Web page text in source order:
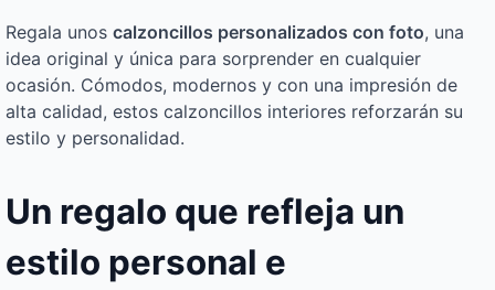
Regala unos calzoncillos personalizados con foto, una
idea original y única para sorprender en cualquier
ocasión. Cómodos, modernos y con una impresión de
alta calidad, estos calzoncillos interiores reforzarán su
estilo y personalidad.
Un regalo que refleja un
estilo personal e